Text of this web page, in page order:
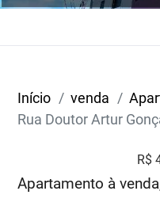
Início venda
Rua Doutor Artur
R$
Apartamento à